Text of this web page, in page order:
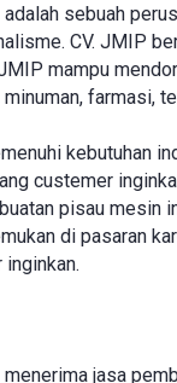
adalah sebuah
CV. JMIP
mampu
minuman, farmasi,
kebutuhan
custemer
pisau mesin
di pasaran
menerima jasa